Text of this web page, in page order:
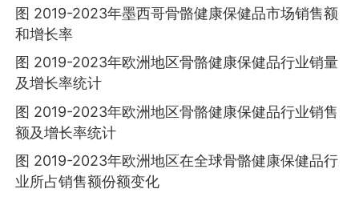
图 2019-2023年墨西哥骨骼健康保健品市场销售额
和增长率
图 2019-2023年欧洲地区骨骼健康保健品行业销量
及增长率统计
图 2019-2023年欧洲地区骨骼健康保健品行业销售
额及增长率统计
图 2019-2023年欧洲地区在全球骨骼健康保健品行
业所占销售额份额变化